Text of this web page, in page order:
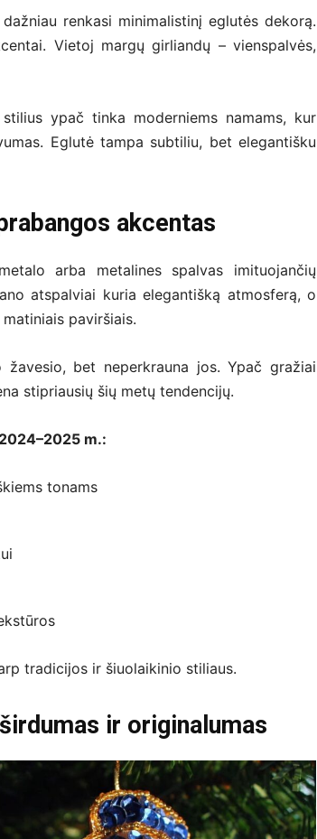
renkasi minimalistinį eglutės dekorą.
Vietoj margų girliandų – vienspalvės,
ypač tinka moderniems namams, kur
Eglutė tampa subtiliu, bet elegantišku
akcentas
arba metalines spalvas imituojančių
atspalviai kuria elegantišką atmosferą, o
paviršiais.
bet neperkrauna jos. Ypač gražiai
stipriausių šių metų tendencijų.
m.:
tonams
tradicijos ir šiuolaikinio stiliaus.
ir originalumas